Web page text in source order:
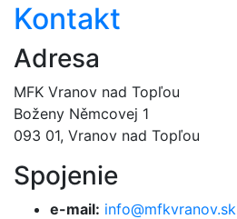
Kontakt
Adresa
MFK Vranov nad Topľou
Boženy Němcovej 1
093 01, Vranov nad Topľou
Spojenie
e-mail: info@mfkvranov.sk